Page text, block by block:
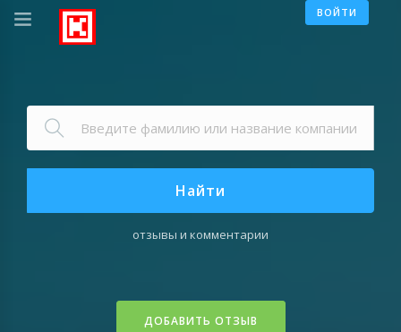
ВОЙТИ
Найти
отзывы и комментарии
ДОБАВИТЬ ОТЗЫВ